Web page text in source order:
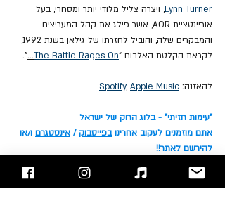
Lynn Turner, ויצרה צליל מלודי יותר ומסחרי, בעל
אוריינטציית AOR, אשר פילג את קהל המעריצים
והמבקרים שלה, והוביל לחזרתו של גילאן בשנת 1992,
לקראת הקלטת האלבום "The Battle Rages On
...
".
להאזנה: Spotify, Apple Music
"עימות חזיתי" - בלוג הרוק של ישראל
אתם מוזמנים לעקוב אחרינו בפייסבוק / אינסטגרם ו/או
להירשם לאתר!!
Ian Gillan
Roger Glover